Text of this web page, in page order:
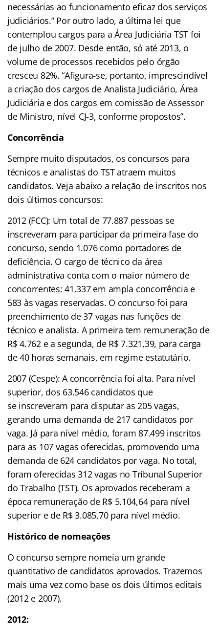
necessárias ao funcionamento eficaz dos serviços
judiciários.” Por outro lado, a última lei que
contemplou cargos para a Área Judiciária TST foi
de julho de 2007. Desde então, só até 2013, o
volume de processos recebidos pelo órgão
cresceu 82%. “Afigura-se, portanto, imprescindível
a criação dos cargos de Analista Judiciário, Área
Judiciária e dos cargos em comissão de Assessor
de Ministro, nível CJ-3, conforme propostos”.
Concorrência
Sempre muito disputados, os concursos para
técnicos e analistas do TST atraem muitos
candidatos. Veja abaixo a relação de inscritos nos
dois últimos concursos:
2012 (FCC): Um total de 77.887 pessoas se
inscreveram para participar da primeira fase do
concurso, sendo 1.076 como portadores de
deficiência. O cargo de técnico da área
administrativa conta com o maior número de
concorrentes: 41.337 em ampla concorrência e
583 às vagas reservadas. O concurso foi para
preenchimento de 37 vagas nas funções de
técnico e analista. A primeira tem remuneração de
R$ 4.762 e a segunda, de R$ 7.321,39, para carga
de 40 horas semanais, em regime estatutário.
2007 (Cespe): A concorrência foi alta. Para nível
superior, dos 63.546 candidatos que
se inscreveram para disputar as 205 vagas,
gerando uma demanda de 217 candidatos por
vaga. Já para nível médio, foram 87.499 inscritos
para as 107 vagas oferecidas, promovendo uma
demanda de 624 candidatos por vaga. No total,
foram oferecidas 312 vagas no Tribunal Superior
do Trabalho (TST). Os aprovados receberam a
época remuneração de R$ 5.104,64 para nível
superior e de R$ 3.085,70 para nível médio.
Histórico de nomeações
O concurso sempre nomeia um grande
quantitativo de candidatos aprovados. Trazemos
mais uma vez como base os dois últimos editais
(2012 e 2007).
2012: